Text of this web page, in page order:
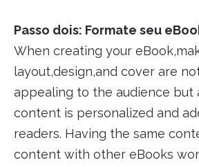
Passo dois: Formate seu
When creating your
layout,design,and cover are
appealing to the audience but
content is personalized and
readers. Having the same
content with other eBooks